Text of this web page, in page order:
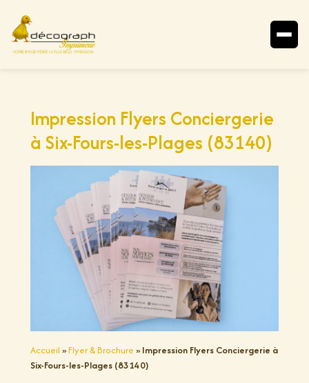
Impression Flyers Conciergerie
à Six-Fours-les-Plages (83140)
Accueil »Flyer & Brochure » Impression Flyers Conciergerie à
Six-Fours-les-Plages (83140)